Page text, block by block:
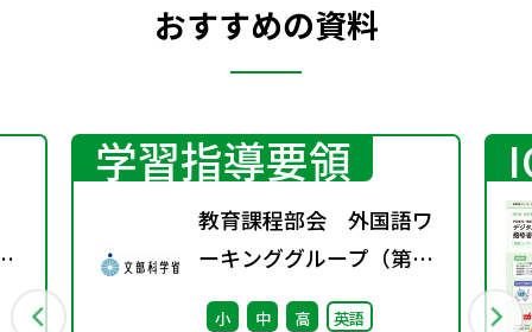
おすすめの資料
学習指導要領
教育課程部会 外国語ワ
ーキンググループ（第5
回） 配付資料
小 中 高 英語